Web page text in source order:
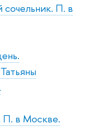
П. в
П. в Москве.